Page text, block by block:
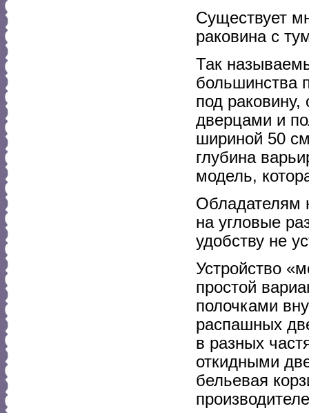
Существует
раковина с
Так
большинства
под
дверцами и
шириной 50
глубина
модель,
Обладателям
на угловые
удобству не
Устройство
простой
полочками
распашных
в разных
откидными
бельевая